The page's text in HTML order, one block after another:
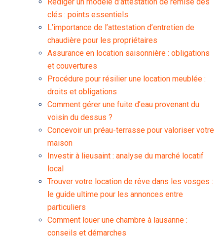
clés : points essentiels
L’importance de l’attestation d’entretien de
chaudière pour les propriétaires
Assurance en location saisonnière : obligations
et couvertures
Procédure pour résilier une location meublée :
droits et obligations
Comment gérer une fuite d’eau provenant du
voisin du dessus ?
Concevoir un préau-terrasse pour valoriser votre
maison
Investir à lieusaint : analyse du marché locatif
local
Trouver votre location de rêve dans les vosges :
le guide ultime pour les annonces entre
particuliers
Comment louer une chambre à lausanne :
conseils et démarches